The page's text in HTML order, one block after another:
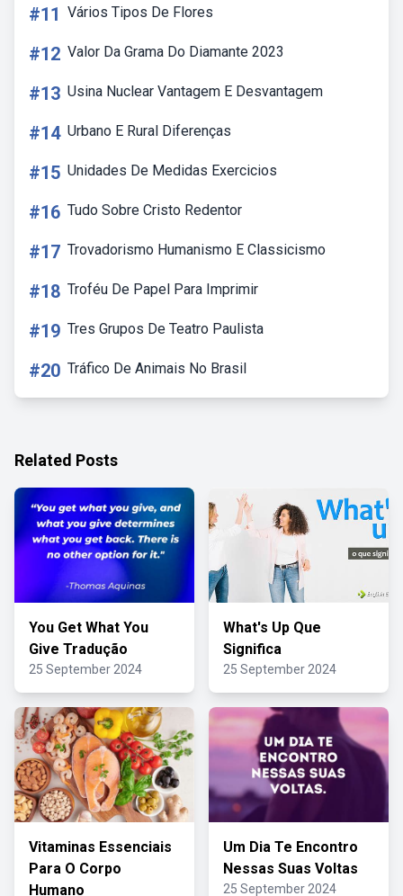
#11 Vários Tipos De Flores
#12 Valor Da Grama Do Diamante 2023
#13 Usina Nuclear Vantagem E Desvantagem
#14 Urbano E Rural Diferenças
#15 Unidades De Medidas Exercicios
#16 Tudo Sobre Cristo Redentor
#17 Trovadorismo Humanismo E Classicismo
#18 Troféu De Papel Para Imprimir
#19 Tres Grupos De Teatro Paulista
#20 Tráfico De Animais No Brasil
Related Posts
You Get What You
Give Tradução
25 September 2024
What's Up Que
Significa
25 September 2024
Vitaminas Essenciais
Para O Corpo
Humano
Um Dia Te Encontro
Nessas Suas Voltas
25 September 2024